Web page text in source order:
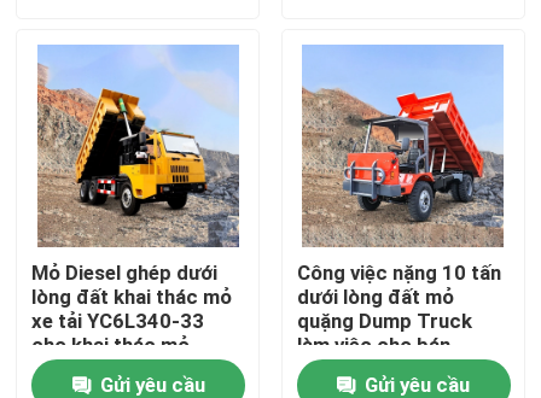
Sản phẩm
Video
Về chúng tôi
Tham quan nhà máy
Kiểm soát chất lượng
Mỏ Diesel ghép dưới
lòng đất khai thác mỏ
xe tải YC6L340-33
cho khai thác mỏ
Shandong
Gửi yêu cầu
Công việc nặng 10 tấn
dưới lòng đất mỏ
quặng Dump Truck
làm việc cho bán
Gửi yêu cầu